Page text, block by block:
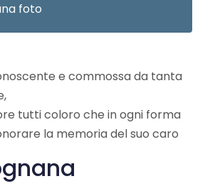
foto
e commossa da tanta
tutti coloro che in ogni forma
la memoria del suo caro